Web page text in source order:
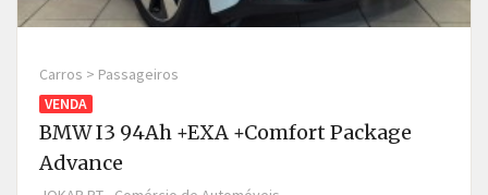
Carros > Passageiros
VENDA
BMW I3 94Ah +EXA +Comfort Package
Advance